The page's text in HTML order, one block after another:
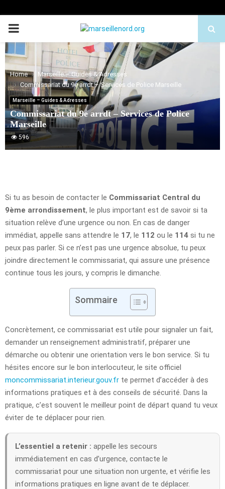
PRIMARY
MENU
Home
Marseille – Guides & Adresses
Commissariat du 9e arrdt – Services de Police Marseille
Marseille – Guides & Adresses
Commissariat du 9e arrdt – Services de Police
Marseille
596
Si tu as besoin de contacter le Commissariat Central du
9ème arrondissement, le plus important est de savoir si ta
situation relève d’une urgence ou non. En cas de danger
immédiat, appelle sans attendre le 17, le 112 ou le 114 si tu ne
peux pas parler. Si ce n’est pas une urgence absolue, tu peux
joindre directement le commissariat, qui assure une présence
continue tous les jours, y compris le dimanche.
Sommaire
Concrètement, ce commissariat est utile pour signaler un fait,
demander un renseignement administratif, préparer une
démarche ou obtenir une orientation vers le bon service. Si tu
hésites encore sur le bon interlocuteur, le site officiel
moncommissariat.interieur.gouv.fr te permet d’accéder à des
informations pratiques et à des conseils de sécurité. Dans la
pratique, c’est souvent le meilleur point de départ quand tu veux
éviter de te déplacer pour rien.
L’essentiel a retenir : appelle les secours
immédiatement en cas d’urgence, contacte le
commissariat pour une situation non urgente, et vérifie les
informations pratiques en ligne avant de te déplacer.